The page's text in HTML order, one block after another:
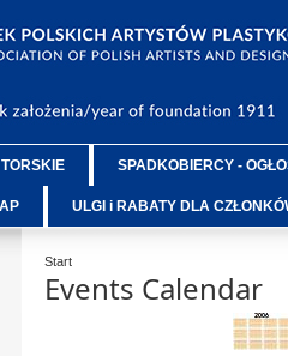
SPADKOBIERCY -
ULGI i RABATY DLA
Start
Events Calendar